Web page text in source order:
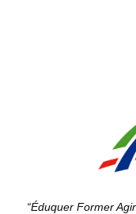
“Éduquer Former